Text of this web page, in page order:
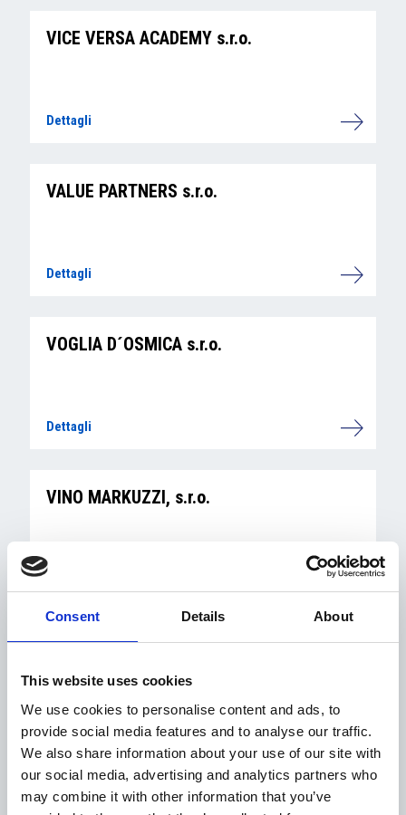
Consent Details About
This website uses cookies
We use cookies to personalise content and ads, to
provide social media features and to analyse our traffic.
We also share information about your use of our site with
our social media, advertising and analytics partners who
may combine it with other information that you’ve
VICE VERSA ACADEMY s.r.o.
Dettagli
VALUE PARTNERS s.r.o.
Dettagli
VOGLIA D´OSMICA s.r.o.
Dettagli
VINO MARKUZZI, s.r.o.
VVV LEGAL s.r.o., advokátní kancelář
Dettagli
VOGL & PARTNERS s.r.o., advokátní